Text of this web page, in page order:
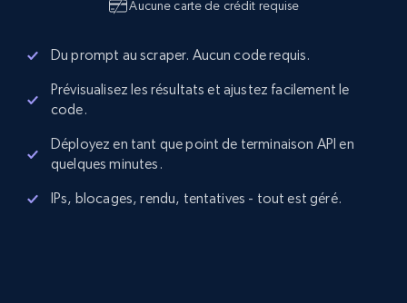
Aucune carte de crédit requise
Du prompt au scraper. Aucun code requis.
Prévisualisez les résultats et ajustez facilement le
code.
Déployez en tant que point de terminaison API en
quelques minutes.
IPs, blocages, rendu, tentatives - tout est géré.